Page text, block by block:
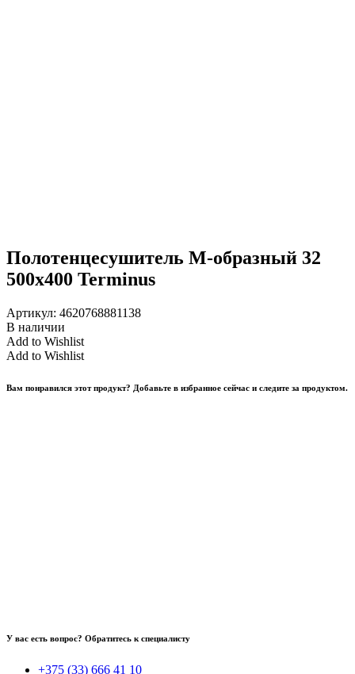
Полотенцесушитель М-образный 32
500х400 Terminus
Артикул: 4620768881138
В наличии
Add to Wishlist
Add to Wishlist
Вам понравился этот продукт? Добавьте в избранное сейчас и следите за продуктом.
У вас есть вопрос? Обратитесь к специалисту
+375 (33) 666 41 10